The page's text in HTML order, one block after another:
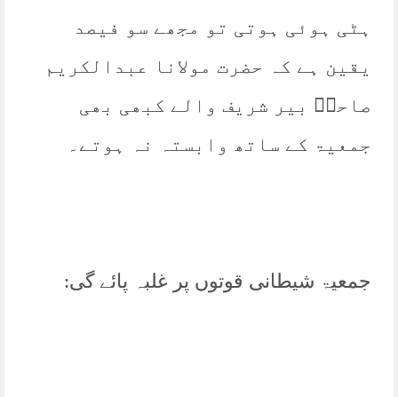
ہٹی ہوئی ہوتی تو مجھے سو فیصد
یقین ہے کہ حضرت مولانا عبدالکریم
صاحبؒ بیر شریف والے کبھی بھی
جمعیۃ کے ساتھ وابستہ نہ ہوتے۔
جمعیۃ شیطانی قوتوں پر غلبہ پائے گی: